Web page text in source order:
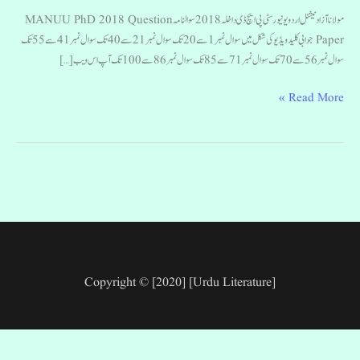
مولانا آزاد نیشنل اردو یونیورسٹی پی ایچ ڈی داخلہ 2018 سوالنامہ MANUU PhD 2018 Question
Paper جوابی کلید ویڈیو کی شکل میں سوال نمبر1 سے 20 تک سوال نمبر21 سے 40 تک سوال نمبر41 سے 55 تک
سوال نمبر56 سے 70 تک سوال نمبر71 سے 85 تک سوال نمبر86 سے 100 تک آپ اس ویب […]
Read More »
Copyright © [2020] [Urdu Literature]